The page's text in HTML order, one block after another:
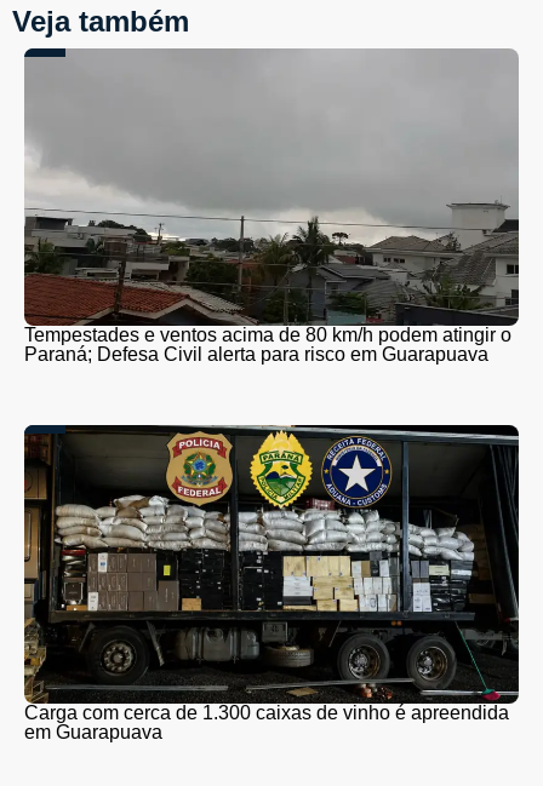
Veja também
Tempestades e ventos acima de 80 km/h podem atingir o
Paraná; Defesa Civil alerta para risco em Guarapuava
Carga com cerca de 1.300 caixas de vinho é apreendida
em Guarapuava